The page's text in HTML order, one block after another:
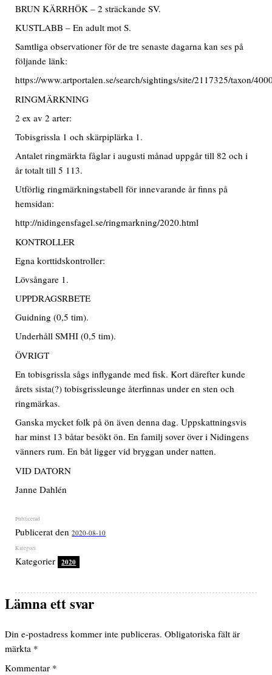
BRUN KÄRRHÖK – 2 sträckande SV.
KUSTLABB – En adult mot S.
Samtliga observationer för de tre senaste dagarna kan ses på
följande länk:
https://www.artportalen.se/search/sightings/site/2117325/taxon/
RINGMÄRKNING
2 ex av 2 arter:
Tobisgrissla 1 och skärpiplärka 1.
Antalet ringmärkta fåglar i augusti månad uppgår till 82 och i
år totalt till 5 113.
Utförlig ringmärkningstabell för innevarande år finns på
hemsidan:
http://nidingensfagel.se/ringmarkning/2020.html
KONTROLLER
Egna korttidskontroller:
Lövsångare 1.
UPPDRAGSRBETE
Guidning (0,5 tim).
Underhåll SMHI (0,5 tim).
ÖVRIGT
En tobisgrissla sågs inflygande med fisk. Kort därefter kunde
årets sista(?) tobisgrissleunge återfinnas under en sten och
ringmärkas.
Ganska mycket folk på ön även denna dag. Uppskattningsvis
har minst 13 båtar besökt ön. En familj sover över i Nidingens
vänners rum. En båt ligger vid bryggan under natten.
VID DATORN
Janne Dahlén
Publicerat den2020-08-10
Kategorier 2020
Lämna ett svar
Din e-postadress kommer inte publiceras. Obligatoriska fält är
märkta *
Kommentar *